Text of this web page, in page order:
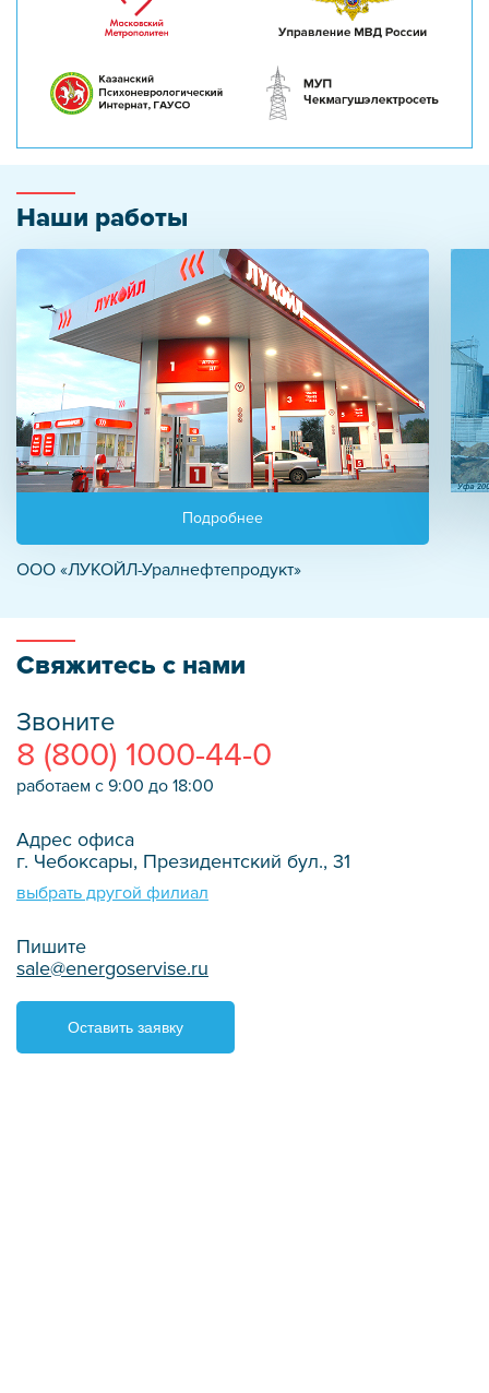
Наши работы
Подробнее
ООО «ЛУКОЙЛ-Уралнефтепродукт»
Свяжитесь с нами
Звоните
8 (800) 1000-44-0
работаем с 9:00 до 18:00
Адрес офиса
г. Чебоксары, Президентский бул., 31
выбрать другой филиал
Пишите
sale@energoservise.ru
Оставить заявку